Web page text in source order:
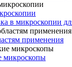
в микроскопии
применения
микроскопы